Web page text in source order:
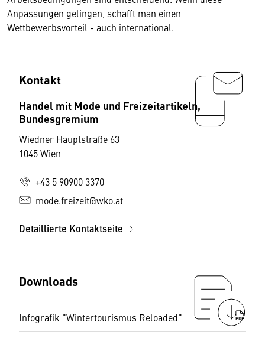
Anpassungen gelingen, schafft man einen
Wettbewerbsvorteil - auch international.
Kontakt
Handel mit Mode und Freizeitartikeln,
Bundesgremium
Wiedner Hauptstraße 63
1045 Wien
+43 5 90900 3370
mode.freizeit@wko.at
Detaillierte Kontaktseite
Downloads
Infografik "Wintertourismus Reloaded" PDF